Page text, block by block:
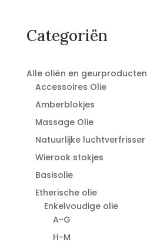
Categoriën
Alle oliën en geurproducten
Accessoires Olie
Amberblokjes
Massage Olie
Natuurlijke luchtverfrisser
Wierook stokjes
Basisolie
Etherische olie
Enkelvoudige olie
A-G
H-M